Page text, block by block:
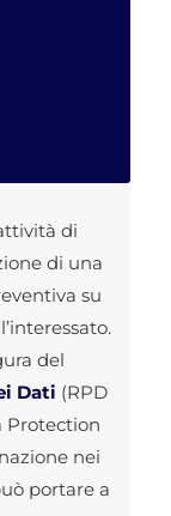
di
di una
su
del
Dati (RPD
Protection
nei
portare a